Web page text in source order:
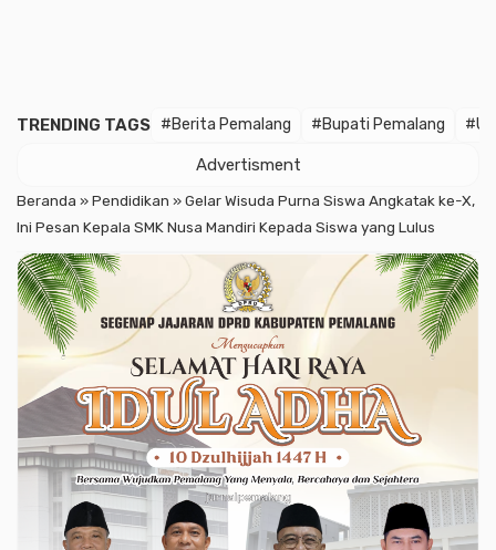
TRENDING TAGS #Berita Pemalang #Bupati Pemalang
Advertisment
Beranda »Pendidikan »Gelar Wisuda Purna Siswa Angkatak ke-X,
Ini Pesan Kepala SMK Nusa Mandiri Kepada Siswa yang Lulus